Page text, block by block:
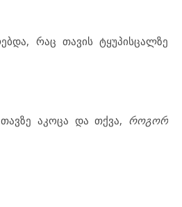
რაც თავის ტყუპისცალზე
აკოცა და თქვა, როგორ